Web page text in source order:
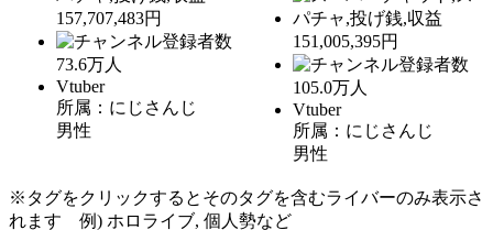
157,707,483円
73.6万人
Vtuber
所属：にじさんじ
男性
151,005,395円
105.0万人
Vtuber
所属：にじさんじ
男性
※タグをクリックするとそのタグを含むライバーのみ表示さ
れます 例) ホロライブ, 個人勢など